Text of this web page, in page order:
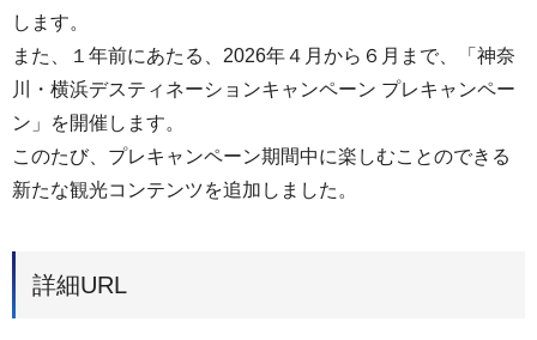
します。
また、１年前にあたる、2026年４月から６月まで、「神奈
川・横浜デスティネーションキャンペーン プレキャンペー
ン」を開催します。
このたび、プレキャンペーン期間中に楽しむことのできる
新たな観光コンテンツを追加しました。
詳細URL